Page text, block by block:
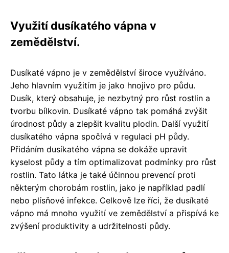
Využití dusíkatého vápna v
zemědělství.
Dusíkaté vápno je v zemědělství široce využíváno.
Jeho hlavním využitím je jako hnojivo pro půdu.
Dusík, který obsahuje, je nezbytný pro růst rostlin a
tvorbu bílkovin. Dusíkaté vápno tak pomáhá zvýšit
úrodnost půdy a zlepšit kvalitu plodin. Další využití
dusíkatého vápna spočívá v regulaci pH půdy.
Přidáním dusíkatého vápna se dokáže upravit
kyselost půdy a tím optimalizovat podmínky pro růst
rostlin. Tato látka je také účinnou prevencí proti
některým chorobám rostlin, jako je například padlí
nebo plísňové infekce. Celkově lze říci, že dusíkaté
vápno má mnoho využití ve zemědělství a přispívá ke
zvýšení produktivity a udržitelnosti půdy.